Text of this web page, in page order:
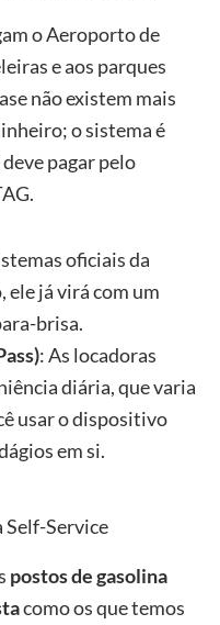
o Aeroporto de
e aos parques
não existem mais
o sistema é
pagar pelo
oficiais da
ele já virá com um
brisa.
: As locadoras
diária, que varia
usar o dispositivo
em si.
Self-Service
postos de gasolina
como os que temos